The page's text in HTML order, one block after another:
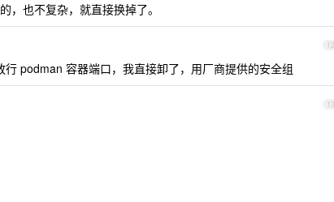
也不复杂，就直接换掉了。
12
podman 容器端口，我直接卸了，用厂商提供的安全组
13